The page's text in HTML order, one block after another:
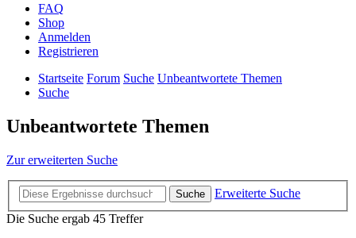
FAQ
Shop
Anmelden
Registrieren
Startseite Forum Suche Unbeantwortete Themen
Suche
Unbeantwortete Themen
Zur erweiterten Suche
Suche
Erweiterte Suche
Die Suche ergab 45 Treffer